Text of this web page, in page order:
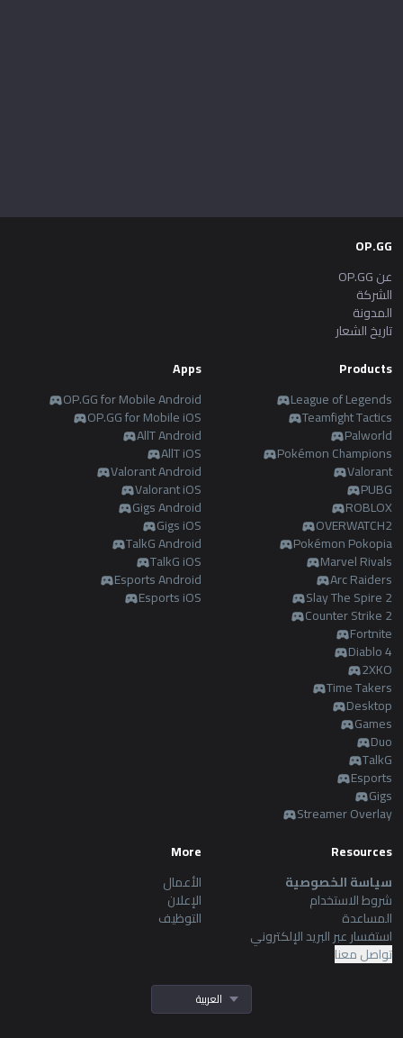
OP.GG
عن OP.GG
الشركة
المدونة
تاريخ الشعار
Products
League of Legends
Teamfight Tactics
Palworld
Pokémon Champions
Valorant
PUBG
ROBLOX
OVERWATCH2
Pokémon Pokopia
Marvel Rivals
Arc Raiders
Slay The Spire 2
Counter Strike 2
Fortnite
Diablo 4
2XKO
Time Takers
Desktop
Games
Duo
TalkG
Esports
Gigs
Streamer Overlay
Apps
OP.GG for Mobile Android
OP.GG for Mobile iOS
AllT Android
AllT iOS
Valorant Android
Valorant iOS
Gigs Android
Gigs iOS
TalkG Android
TalkG iOS
Esports Android
Esports iOS
Resources
سياسة الخصوصية
شروط الاستخدام
المساعدة
استفسار عبر البريد الإلكتروني
تواصل معنا
More
الأعمال
الإعلان
التوظيف
العربية